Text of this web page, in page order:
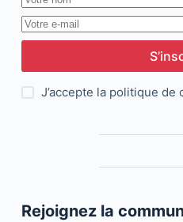
J’accepte la politique de
Rejoignez la